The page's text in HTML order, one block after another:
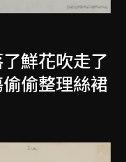
鮮花吹走了
偷整理絲裙